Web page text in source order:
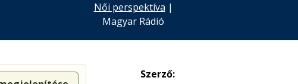
Női perspektíva |
Magyar Rádió
Szerző: